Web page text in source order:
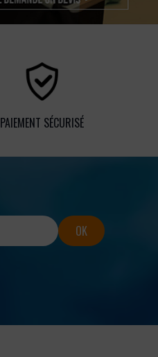
PAIEMENT SÉCURISÉ